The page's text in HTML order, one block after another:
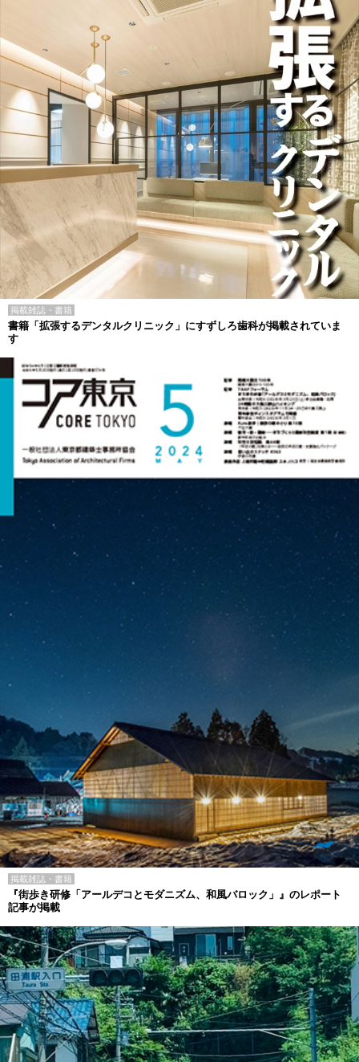
掲載雑誌・書籍
書籍「拡張するデンタルクリニック」にすずしろ歯科が掲載されていま
す
掲載雑誌・書籍
『街歩き研修「アールデコとモダニズム、和風バロック」』のレポート
記事が掲載